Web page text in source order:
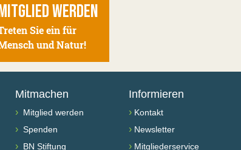
WERDEN
Sie ein für
und Natur!
Mitmachen
› Mitglied werden
› Spenden
› BN Stiftung
Informieren
› Kontakt
› Newsletter
› Mitgliederservice